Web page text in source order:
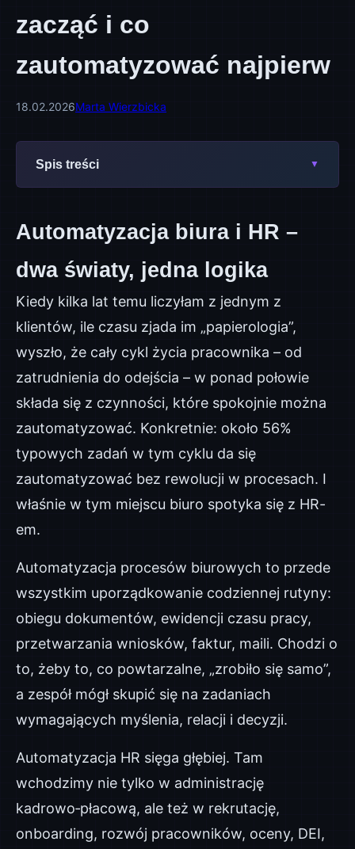
zacząć i co
zautomatyzować najpierw
18.02.2026Marta Wierzbicka
Spis treści
Automatyzacja biura i HR –
dwa światy, jedna logika
Kiedy kilka lat temu liczyłam z jednym z
klientów, ile czasu zjada im „papierologia”,
wyszło, że cały cykl życia pracownika – od
zatrudnienia do odejścia – w ponad połowie
składa się z czynności, które spokojnie można
zautomatyzować. Konkretnie: około 56%
typowych zadań w tym cyklu da się
zautomatyzować bez rewolucji w procesach. I
właśnie w tym miejscu biuro spotyka się z HR-
em.
Automatyzacja procesów biurowych to przede
wszystkim uporządkowanie codziennej rutyny:
obiegu dokumentów, ewidencji czasu pracy,
przetwarzania wniosków, faktur, maili. Chodzi o
to, żeby to, co powtarzalne, „zrobiło się samo”,
a zespół mógł skupić się na zadaniach
wymagających myślenia, relacji i decyzji.
Automatyzacja HR sięga głębiej. Tam
wchodzimy nie tylko w administrację
kadrowo‑płacową, ale też w rekrutację,
onboarding, rozwój pracowników, oceny, DEI,